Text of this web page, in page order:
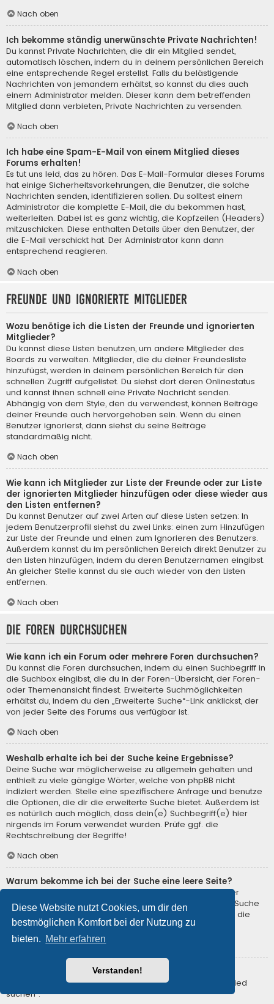
Diese Website nutzt Cookies, um dir den
bestmöglichen Komfort bei der Nutzung zu
bieten. Mehr erfahren
Verstanden!
Nach oben
Ich bekomme ständig unerwünschte Private Nachrichten!
Du kannst Private Nachrichten, die dir ein Mitglied sendet,
automatisch löschen, indem du in deinem persönlichen Bereich
eine entsprechende Regel erstellst. Falls du belästigende
Nachrichten von jemandem erhältst, so kannst du dies auch
einem Administrator melden. Dieser kann dem betreffenden
Mitglied dann verbieten, Private Nachrichten zu versenden.
Nach oben
Ich habe eine Spam-E-Mail von einem Mitglied dieses
Forums erhalten!
Es tut uns leid, das zu hören. Das E-Mail-Formular dieses Forums
hat einige Sicherheitsvorkehrungen, die Benutzer, die solche
Nachrichten senden, identifizieren sollen. Du solltest einem
Administrator die komplette E-Mail, die du bekommen hast,
weiterleiten. Dabei ist es ganz wichtig, die Kopfzeilen (Headers)
mitzuschicken. Diese enthalten Details über den Benutzer, der
die E-Mail verschickt hat. Der Administrator kann dann
entsprechend reagieren.
Nach oben
Freunde und ignorierte Mitglieder
Wozu benötige ich die Listen der Freunde und ignorierten
Mitglieder?
Du kannst diese Listen benutzen, um andere Mitglieder des
Boards zu verwalten. Mitglieder, die du deiner Freundesliste
hinzufügst, werden in deinem persönlichen Bereich für den
schnellen Zugriff aufgelistet. Du siehst dort deren Onlinestatus
und kannst ihnen schnell eine Private Nachricht senden.
Abhängig von dem Style, den du verwendest, können Beiträge
deiner Freunde auch hervorgehoben sein. Wenn du einen
Benutzer ignorierst, dann siehst du seine Beiträge
standardmäßig nicht.
Nach oben
Wie kann ich Mitglieder zur Liste der Freunde oder zur Liste
der ignorierten Mitglieder hinzufügen oder diese wieder aus
den Listen entfernen?
Du kannst Benutzer auf zwei Arten auf diese Listen setzen: In
jedem Benutzerprofil siehst du zwei Links: einen zum Hinzufügen
zur Liste der Freunde und einen zum Ignorieren des Benutzers.
Außerdem kannst du im persönlichen Bereich direkt Benutzer zu
den Listen hinzufügen, indem du deren Benutzernamen eingibst.
An gleicher Stelle kannst du sie auch wieder von den Listen
entfernen.
Nach oben
Die Foren durchsuchen
Wie kann ich ein Forum oder mehrere Foren durchsuchen?
Du kannst die Foren durchsuchen, indem du einen Suchbegriff in
die Suchbox eingibst, die du in der Foren-Übersicht, der Foren-
oder Themenansicht findest. Erweiterte Suchmöglichkeiten
erhältst du, indem du den „Erweiterte Suche“-Link anklickst, der
von jeder Seite des Forums aus verfügbar ist.
Nach oben
Weshalb erhalte ich bei der Suche keine Ergebnisse?
Deine Suche war möglicherweise zu allgemein gehalten und
enthielt zu viele gängige Wörter, welche von phpBB nicht
indiziert werden. Stelle eine spezifischere Anfrage und benutze
die Optionen, die dir die erweiterte Suche bietet. Außerdem ist
es natürlich auch möglich, dass dein(e) Suchbegriff(e) hier
nirgends im Forum verwendet wurden. Prüfe ggf. die
Rechtschreibung der Begriffe!
Nach oben
Warum bekomme ich bei der Suche eine leere Seite?
Deine Suche lieferte zu viele Ergebnisse, somit konnte der
Webserver sie nicht verarbeiten. Benutze die erweiterte Suche
und gib spezifischere Suchbegriffe ein oder beschränke die
Suche auf verschiedene Unterforen.
Nach oben
Wie kann ich nach Mitgliedern suchen?
Gehe zur Mitgliederliste und klicke auf „Nach einem Mitglied
suchen“.